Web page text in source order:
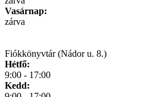
Vasárnap:
zárva
Fiókkönyvtár (Nádor u. 8.)
Hétfő:
9:00 - 17:00
Kedd: